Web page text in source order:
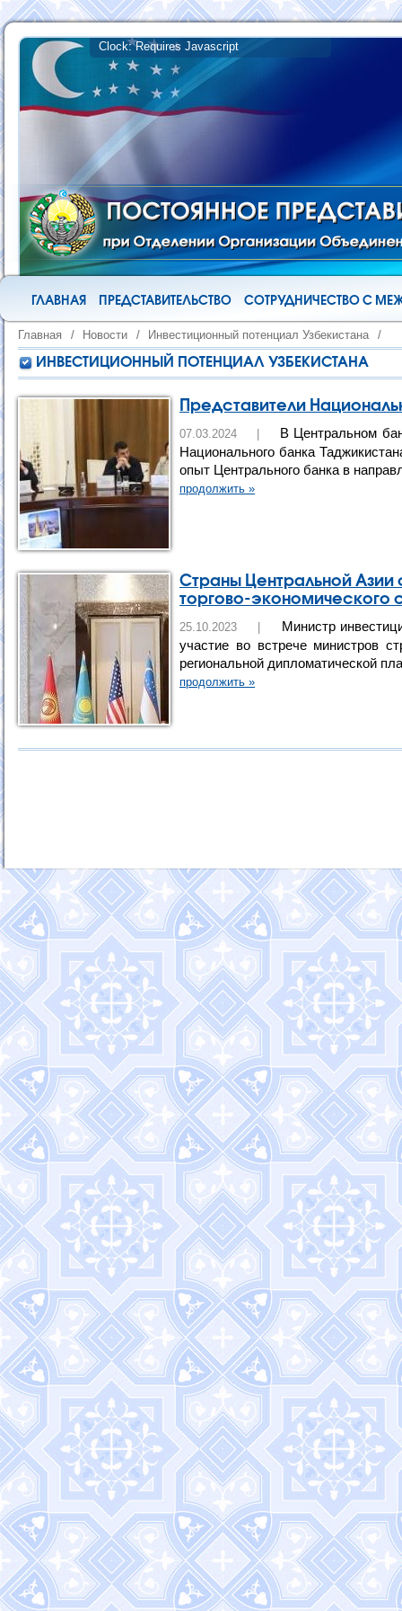
ГЛАВНАЯ ПРЕДСТАВИТЕЛЬСТВО СОТРУДНИЧЕСТВО С
Главная / Новости / Инвестиционный потенциал Узбекистана /
ИНВЕСТИЦИОННЫЙ ПОТЕНЦИАЛ УЗБЕКИСТАНА
Представители
07.03.2024 |
В Центральном
Национального банка
опыт Центрального банка в
продолжить »
Страны Центральной Азии
торгово-экономического
25.10.2023 |
Министр
участие во встрече министров
региональной дипломатической
продолжить »